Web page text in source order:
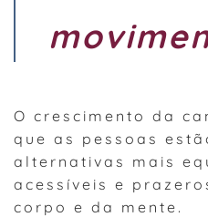
O crescimento da
que as pessoas
alternativas mais
acessíveis e
corpo e da mente.